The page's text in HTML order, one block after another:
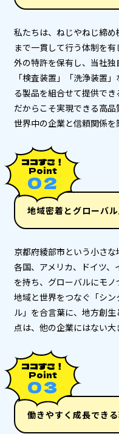
私たちは、ねじやねじ締
まで一貫して行う体制を
外の特許を保有し、当社独
「検査装置」「洗浄装置
る製品を組合せて提供で
だからこそ実現できる高品
世界中の企業と信頼関係を
ココすご！
Point
０２
地域密着とグローバ
京都府綾部市という小さ
各国、アメリカ、ドイツ
を持ち、グローバルにモノ
地域と世界をつなぐ「シ
ル」を合言葉に、地方創
点は、他の企業にはない大
ココすご！
Point
０３
働きやすく成長でき